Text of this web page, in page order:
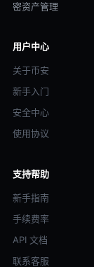
密资产管理
用户中心
关于币安
新手入门
安全中心
使用协议
支持帮助
新手指南
手续费率
API 文档
联系客服